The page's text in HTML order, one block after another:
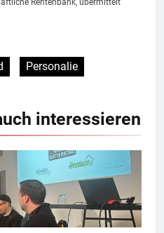
Rentenbank, übermittelt
Personalie
interessieren